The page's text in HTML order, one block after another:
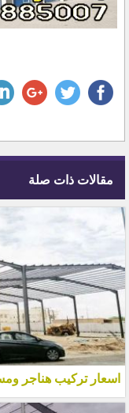
مقالات ذات صلة
اسعار تركيب هناجر